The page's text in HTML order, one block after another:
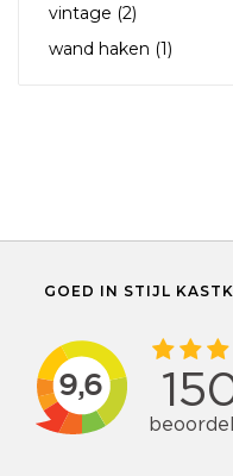
vintage (2)
wand haken (1)
GOED IN STIJL